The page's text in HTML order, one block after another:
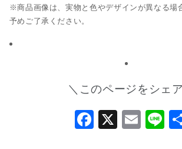
※商品画像は、実物と色やデザインが異なる場
予めご了承ください。
＼このページをシェ
Facebook
X